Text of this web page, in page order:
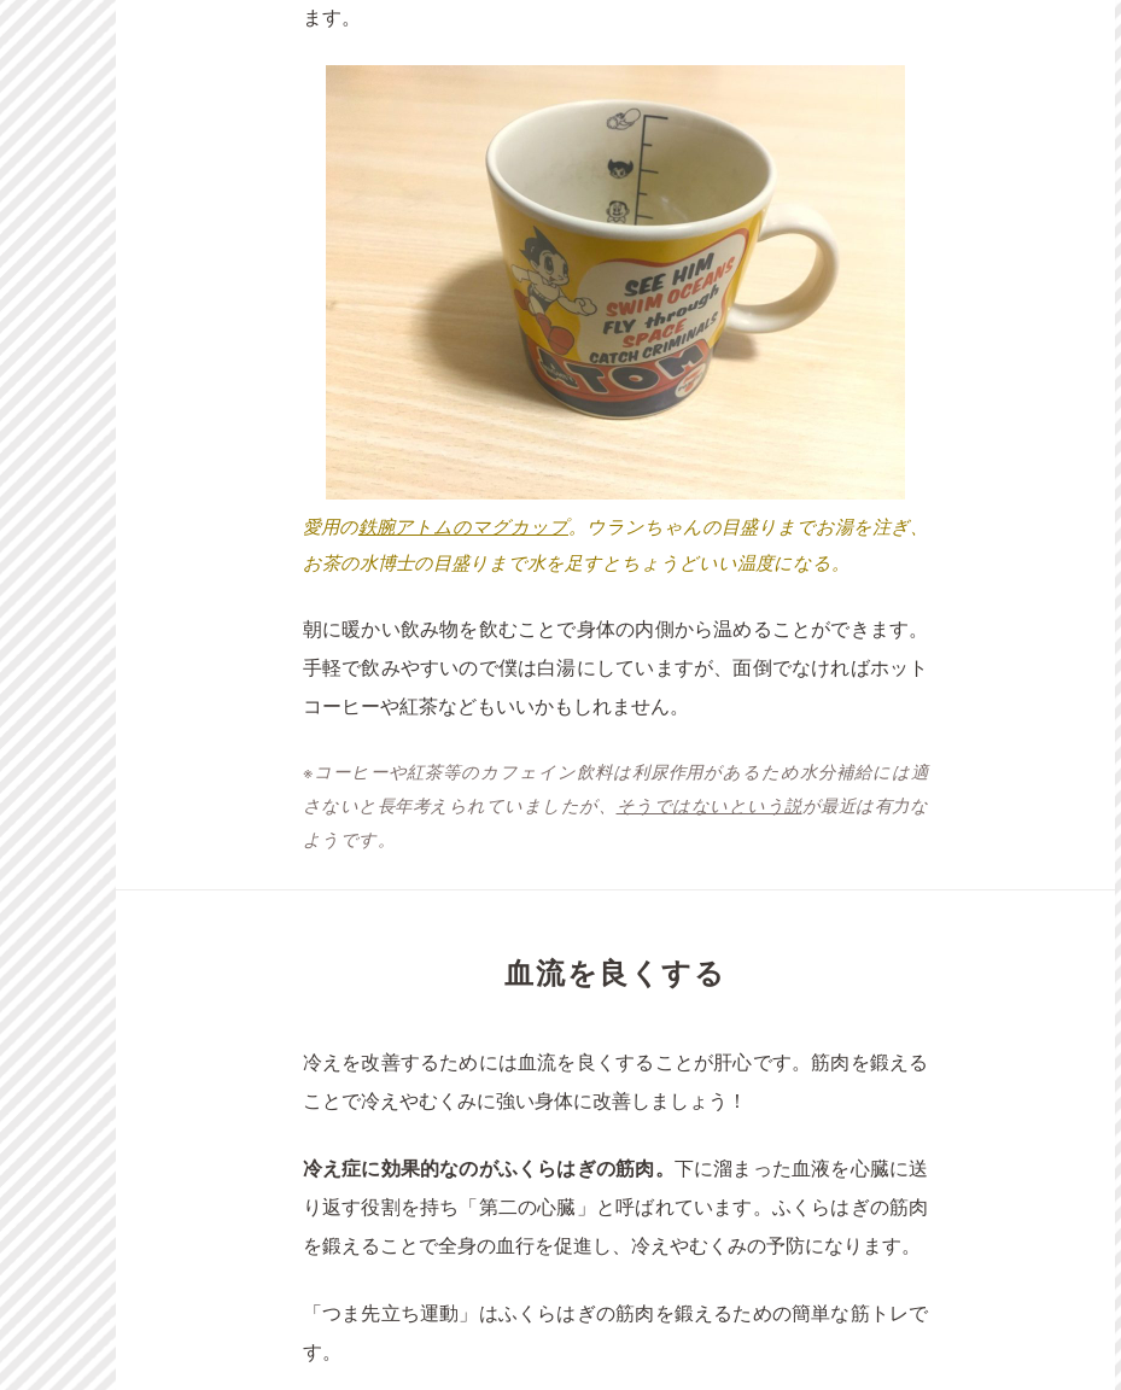
ます。
愛用の鉄腕アトムのマグカップ。ウランちゃんの目盛りまでお湯を注ぎ、
お茶の水博士の目盛りまで水を足すとちょうどいい温度になる。
朝に暖かい飲み物を飲むことで身体の内側から温めることができます。
手軽で飲みやすいので僕は白湯にしていますが、面倒でなければホット
コーヒーや紅茶などもいいかもしれません。
※コーヒーや紅茶等のカフェイン飲料は利尿作用があるため水分補給には適
さないと長年考えられていましたが、
そうではないという説が最近は有力な
ようです。
血流を良くする
冷えを改善するためには血流を良くすることが肝心です。筋肉を鍛える
ことで冷えやむくみに強い身体に改善しましょう！
冷え症に効果的なのがふくらはぎの筋肉。 下に溜まった血液を心臓に送
り返す役割を持ち「第二の心臓」と呼ばれています。ふくらはぎの筋肉
を鍛えることで全身の血行を促進し、冷えやむくみの予防になります。
「つま先立ち運動」はふくらはぎの筋肉を鍛えるための簡単な筋トレで
す。